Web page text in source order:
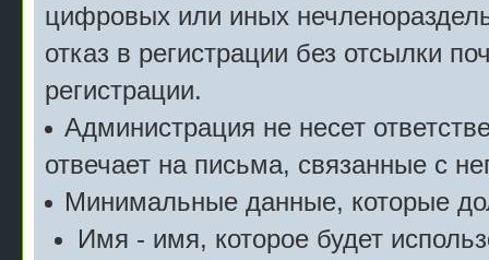
цифровых или иных
отказ в регистрации без отсылки
регистрации.
Администрация не несет
отвечает на письма, связанные с
Минимальные данные, которые
Имя - имя, которое будет